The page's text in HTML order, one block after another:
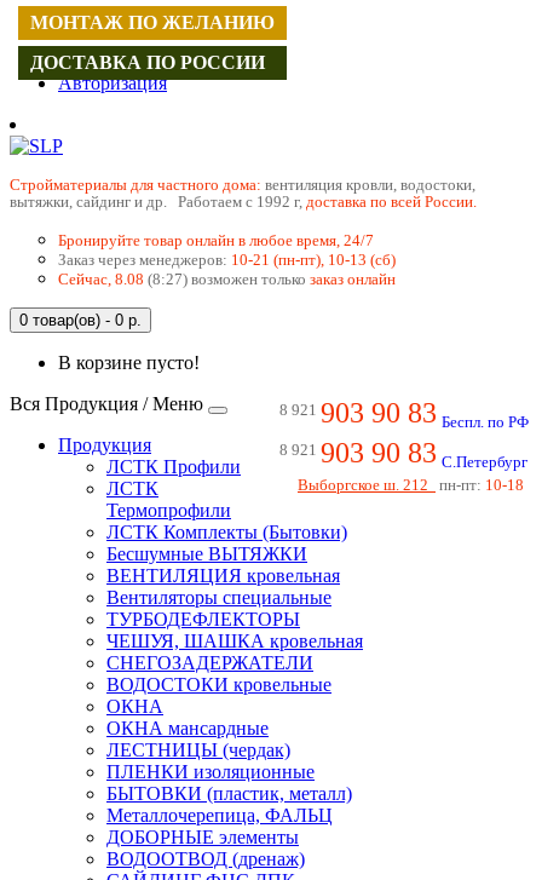
Регистрация
Авторизация
Cтройматериалы для частного дома: вентиляция кровли, водостоки,
вытяжки, сайдинг и др. Работаем с 1992 г, доставка по всей России.
Бронируйте товар онлайн в любое время, 24/7
Заказ через менеджеров: 10-21 (пн-пт), 10-13 (сб)
Сейчас, 8.08 (8:27) возможен только заказ онлайн
0 товар(ов) - 0 р.
В корзине пусто!
8 921 903 90 83 Беспл. по РФ
8 921 903 90 83 С.Петербург
Выборгское ш. 212
пн-пт: 10-18
Вся Продукция / Меню
Продукция
ЛСТК Профили
ЛСТК
Термопрофили
ЛСТК Комплекты (Бытовки)
Бесшумные ВЫТЯЖКИ
ВЕНТИЛЯЦИЯ кровельная
Вентиляторы специальные
ТУРБОДЕФЛЕКТОРЫ
ЧЕШУЯ, ШАШКА кровельная
СНЕГОЗАДЕРЖАТЕЛИ
ВОДОСТОКИ кровельные
ОКНА
ОКНА мансардные
ЛЕСТНИЦЫ (чердак)
ПЛЕНКИ изоляционные
БЫТОВКИ (пластик, металл)
Металлочерепица, ФАЛЬЦ
ДОБОРНЫЕ элементы
ВОДООТВОД (дренаж)
МОНТАЖ ПО ЖЕЛАНИЮ
ДОСТАВКА ПО РОССИИ